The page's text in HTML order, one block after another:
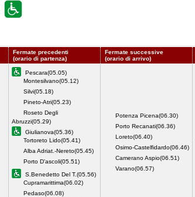
Fermate precedenti
(orario di partenza)
Fermate successive
(orario di arrivo)
Pescara(05.05)
Montesilvano(05.12)
Silvi(05.18)
Pineto-Atri(05.23)
Roseto Degli
Abruzzi(05.29)
Giulianova(05.36)
Tortoreto Lido(05.41)
Alba Adriat.-Nereto(05.45)
Porto D'ascoli(05.51)
S.Benedetto Del T.(05.56)
Cupramarittima(06.02)
Pedaso(06.08)
Potenza Picena(06.30)
Porto Recanati(06.36)
Loreto(06.40)
Osimo-Castelfidardo(06.46)
Camerano Aspio(06.51)
Varano(06.57)